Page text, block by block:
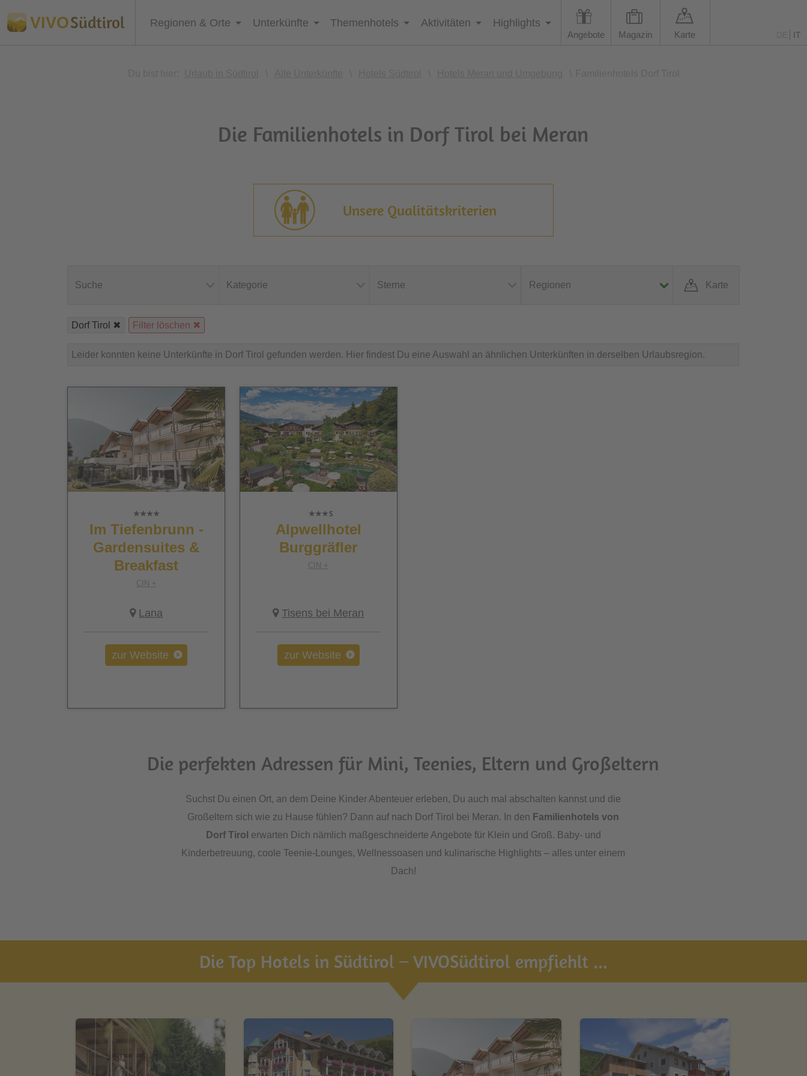
VIVOSüdtirol Regionen & Orte Unterkünfte Themenhotels Aktivitäten Highlights
Angebote Magazin Karte IT
Die Familienhotels in Dorf Tirol bei Meran
Unsere Qualitätskriterien
Suche Kategorie Sterne Regionen Karte
Dorf Tirol Filter löschen
Leider konnten keine Unterkünfte in Dorf Tirol gefunden werden. Hier findest Du eine Auswahl an ähnlichen Unterkünften in derselben Urlaubsregion.
Im Tiefenbrunn -
Gardensuites &
Breakfast
CIN +
Lana
zur Website
Alpwellhotel
Burggräfler
CIN +
Tisens bei Meran
zur Website
Die perfekten Adressen für Mini, Teenies, Eltern und Großeltern
Suchst Du einen Ort, an dem Deine Kinder Abenteuer erleben, Du auch mal abschalten kannst und die
Großeltern sich wie zu Hause fühlen? Dann auf nach Dorf Tirol bei Meran. In den Familienhotels von
Dorf Tirol erwarten Dich nämlich maßgeschneiderte Angebote für Klein und Groß. Baby- und
Kinderbetreuung, coole Teenie-Lounges, Wellnessoasen und kulinarische Highlights – alles unter einem
Dach!
Die Top Hotels in Südtirol – VIVOSüdtirol empfiehlt ...